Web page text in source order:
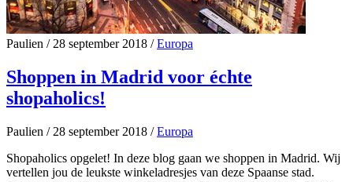
Paulien /28 september 2018 / Europa
Shoppen in Madrid voor échte
shopaholics!
Paulien /28 september 2018 / Europa
Shopaholics opgelet! In deze blog gaan we shoppen in Madrid. Wij
vertellen jou de leukste winkeladresjes van deze Spaanse stad.